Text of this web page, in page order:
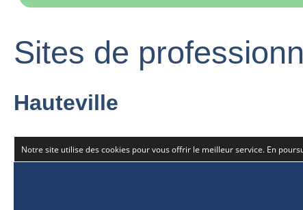
Sites de
Hauteville